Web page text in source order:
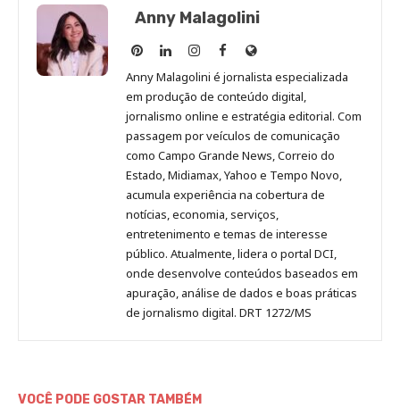
Anny Malagolini
Anny
Malagolini
no
Pinterest
Anny
Malagolini
no
LinkedIn
Anny
Malagolini
no
Instagram
Anny
Malagolini
no
Facebook
Site
de
Anny
Malagolini
Anny Malagolini é jornalista especializada
em produção de conteúdo digital,
jornalismo online e estratégia editorial. Com
passagem por veículos de comunicação
como Campo Grande News, Correio do
Estado, Midiamax, Yahoo e Tempo Novo,
acumula experiência na cobertura de
notícias, economia, serviços,
entretenimento e temas de interesse
público. Atualmente, lidera o portal DCI,
onde desenvolve conteúdos baseados em
apuração, análise de dados e boas práticas
de jornalismo digital. DRT 1272/MS
VOCÊ PODE GOSTAR TAMBÉM